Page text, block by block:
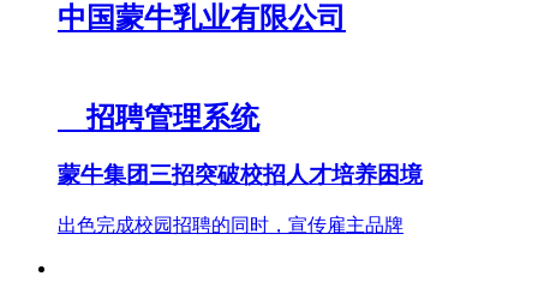
中国蒙牛乳业有限公司
招聘管理系统
蒙牛集团三招突破校招人才培养困境
出色完成校园招聘的同时，宣传雇主品牌